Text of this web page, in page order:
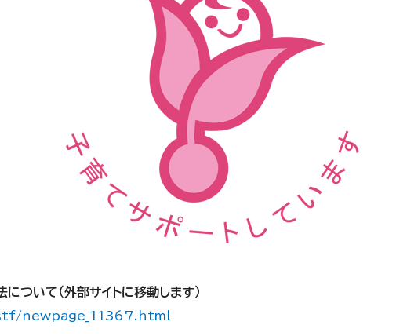
ついて（外部サイトに移動します）
newpage_11367.html